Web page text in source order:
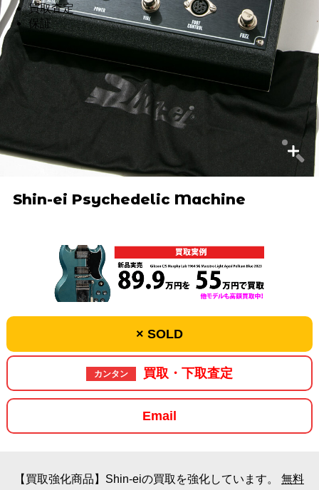
買取査定
保証
Shin-ei Psychedelic Machine
× SOLD
カンタン 買取・下取査定
Email
【買取強化商品】Shin-eiの買取を強化しています。 無料